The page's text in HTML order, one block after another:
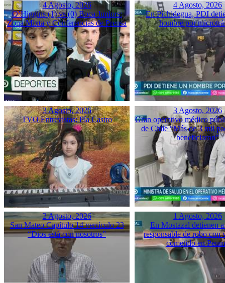
4 Agosto, 2026
O’Higgins (1) vs (0) Boca Juniors:
Zona Mixta y Conferencias de Prensa
4 Agosto, 2026
En Pichidegua, PDI
hombre por
3 Agosto, 2026
TVO Entrevistas: Pía Castro
3 Agosto, 2026
Gran operativo médico
de Chile “Más de 3 mil
beneficiaron”
2 Agosto, 2026
San Mateo Capítulo 14 versículo 23
“Dios está con nosotros”
1 Agosto, 2026
En Mostazal detienen
responsable de robo con
cometido en